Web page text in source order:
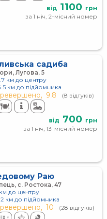
від 1100 грн
за 1 ніч, 2-місний номер
садиба
Лугова, 5
км до центру
км до підйомника
9.8 (8 відгуків)
від 700 грн
за 1 ніч, 13-місний номер
Раю
с. Ростока, 47
до центру
км до підйомника
10 (28 відгуків)